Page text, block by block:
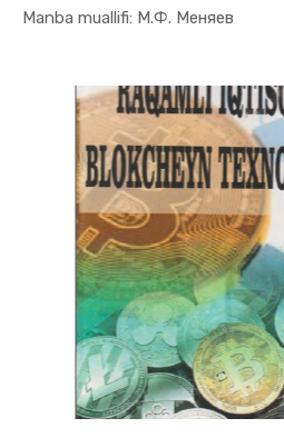
Manba muallifi: М.Ф. МеняевIn Raqamli...